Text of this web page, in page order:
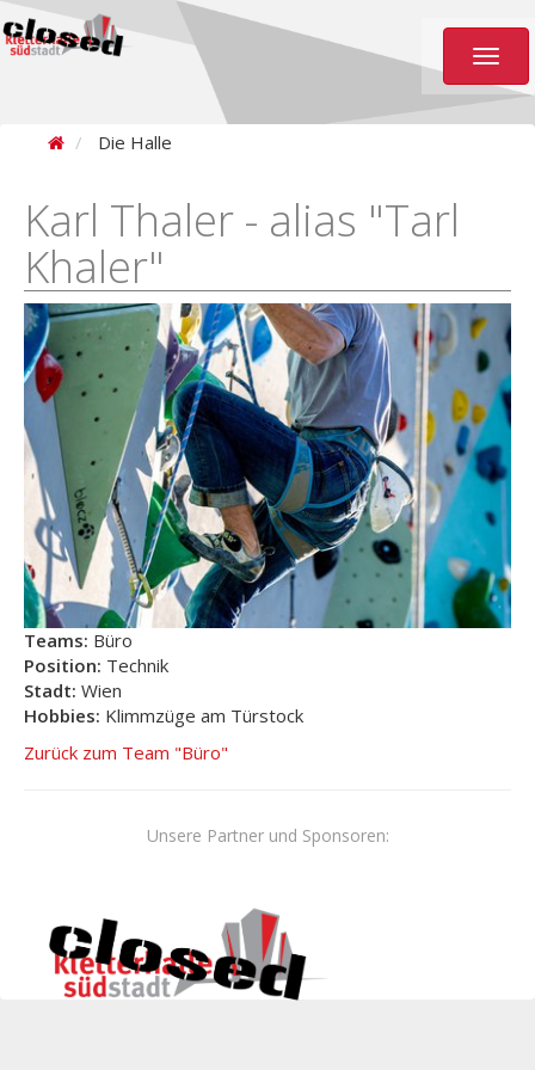
Die Halle
Karl Thaler - alias "Tarl
Khaler"
Teams: Büro
Position: Technik
Stadt: Wien
Hobbies: Klimmzüge am Türstock
Zurück zum Team "Büro"
Unsere Partner und Sponsoren: